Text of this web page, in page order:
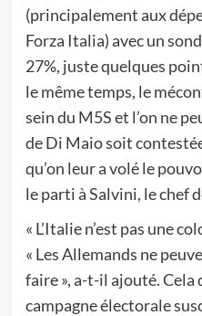
(principalement aux
Forza Italia) avec un
27%, juste quelques
le même temps, le
sein du M5S et l’on ne
de Di Maio soit
qu’on leur a volé le
le parti à Salvini, le chef
« L’Italie n’est pas une
« Les Allemands ne
faire », a-t-il ajouté. Cela
campagne électorale